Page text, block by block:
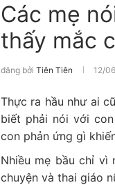
Các mẹ
thấy mắc
đăng bởi Tiên Tiên 12/
Thực ra hầu như ai
biết phải nói với
con phản ứng gì
Nhiều mẹ bầu chỉ
chuyện và thai giáo